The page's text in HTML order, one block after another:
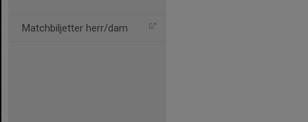
Matchbiljetter herr/dam